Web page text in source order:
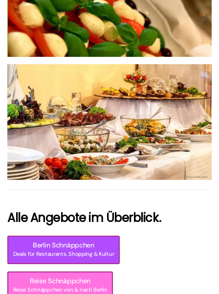
größer
Alle Angebote im Überblick.
Berlin Schnäppchen
Deals für Restaurants, Shopping & Kultur
Reise Schnäppchen
Reise Schnäppchen von & nach Berlin